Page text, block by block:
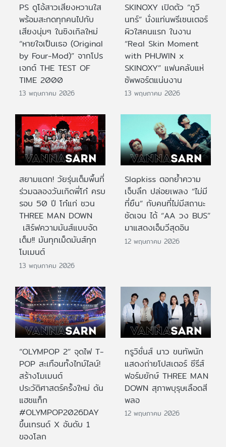
PS ดูโอ้สาวเสียงหวานใส
พร้อมสะกดทุกคนไปกับ
เสียงนุ่มๆ ในซิงเกิลใหม่
“หายใจเป็นเธอ (Original
by Four-Mod)” จากโปร
เจกต์ THE TEST OF
TIME 2000
13 พฤษภาคม 2026
SKINOXY เปิดตัว “ภูวิ
นทร์” นั่งแท่นพรีเซนเตอร์
ผิวใสคนแรก ในงาน
“Real Skin Moment
with PHUWIN x
SKINOXY” แฟนคลับแห่
ซัพพอร์ตแน่นงาน
13 พฤษภาคม 2026
สยามแตก! วัยรุ่นเต็มพื้นที่
ร่วมฉลองวันเกิดพี่โก๋ ครบ
รอบ 50 ปี โก๋แก่ ชวน
THREE MAN DOWN
เสิร์ฟความมันส์แบบจัด
เต็ม!! มันทุกเม็ดมันส์ทุก
โมเมนต์
13 พฤษภาคม 2026
Slapkiss ตอกย้ำความ
เจ็บลึก ปล่อยเพลง “ไม่มี
ที่ยืน” กับคนที่ไม่มีสถานะ
ชัดเจน ได้ “AA วง BUS”
มาแสดงเอ็มวีสุดอิน
12 พฤษภาคม 2026
“OLYMPOP 2” จุดไฟ T-
POP สะเทือนทั้งไทม์ไลน์!
สร้างโมเมนต์
ประวัติศาสตร์ครั้งใหม่ ดัน
แฮชแท็ก
#OLYMPOP2026DAY
ขึ้นเทรนด์ X อันดับ 1
ของโลก
ทรูวิชั่นส์ นาว ขนทัพนัก
แสดงถ่ายโปสเตอร์ ซีรีส์
ฟอร์มยักษ์ THREE MAN
DOWN สุภาพบุรุษเลือดสี
พลอ
12 พฤษภาคม 2026